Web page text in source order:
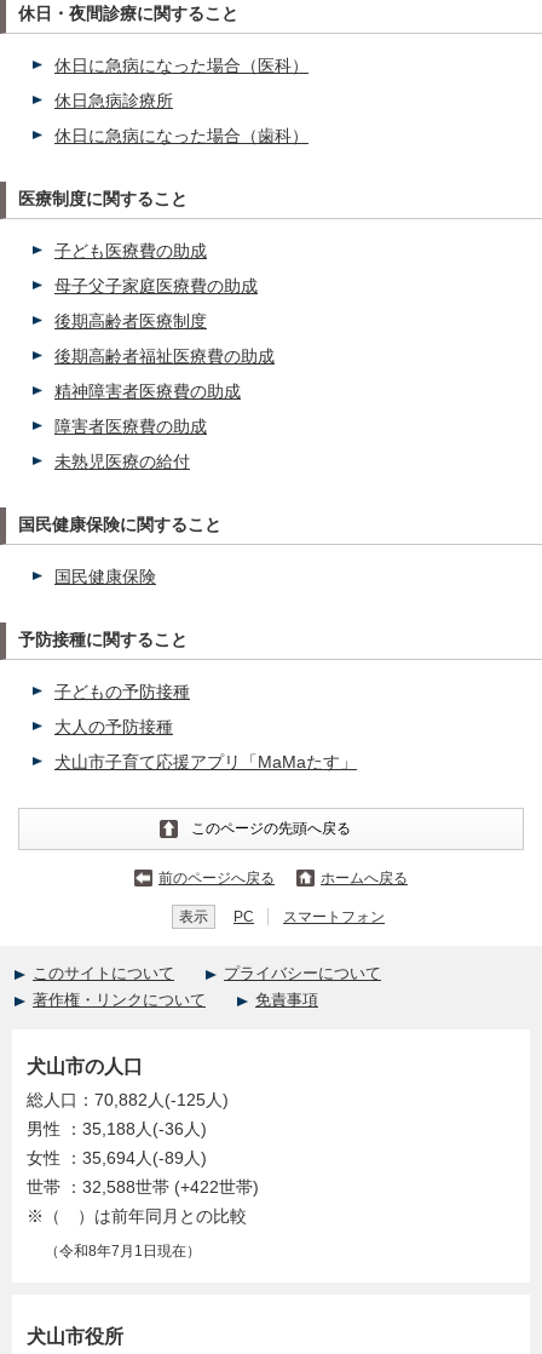
休日・夜間診療に関すること
休日に急病になった場合（医科）
休日急病診療所
休日に急病になった場合（歯科）
医療制度に関すること
子ども医療費の助成
母子父子家庭医療費の助成
後期高齢者医療制度
後期高齢者福祉医療費の助成
精神障害者医療費の助成
障害者医療費の助成
未熟児医療の給付
国民健康保険に関すること
国民健康保険
予防接種に関すること
子どもの予防接種
大人の予防接種
犬山市子育て応援アプリ「MaMaたす」
このページの先頭へ戻る
前のページへ戻る ホームへ戻る
表示 PC スマートフォン
このサイトについて
プライバシーについて
著作権・リンクについて
免責事項
犬山市役所
犬山市の人口
総人口：70,882人(-125人)
男性 ：35,188人(-36人)
女性 ：35,694人(-89人)
世帯 ：32,588世帯 (+422世帯)
※（ ）は前年同月との比較
（令和8年7月1日現在）